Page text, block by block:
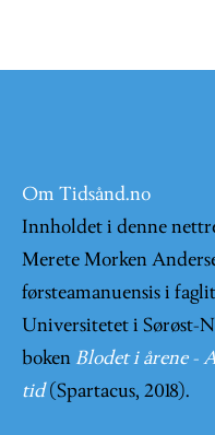
Om Tidsånd.no
Innholdet i denne
Merete Morken
førsteamanuensis i
Universitetet i Sørøst-
boken Blodet i årene -
tid (Spartacus, 2018).